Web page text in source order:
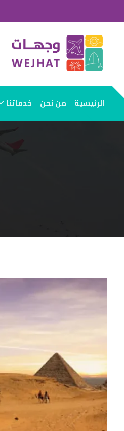
الرئيسية من نحن خدماتنا